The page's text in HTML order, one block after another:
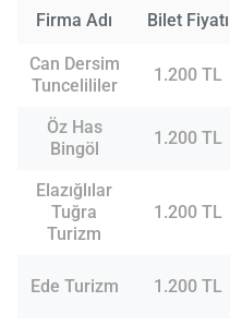
Firma Adı Bilet Fiyatı
Can Dersim
Tuncelililer
1.200 TL
Öz Has
Bingöl
1.200 TL
Elazığlılar
Tuğra
Turizm
1.200 TL
Ede Turizm 1.200 TL